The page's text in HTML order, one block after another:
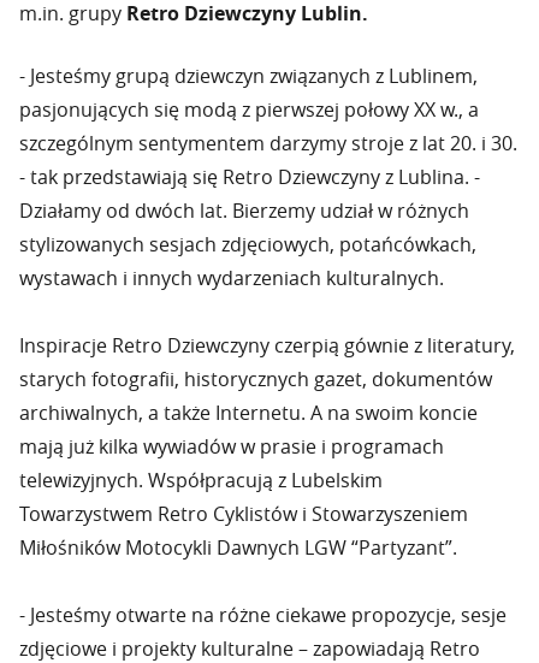
m.in. grupy Retro Dziewczyny Lublin.
- Jesteśmy grupą dziewczyn związanych z Lublinem,
pasjonujących się modą z pierwszej połowy XX w., a
szczególnym sentymentem darzymy stroje z lat 20. i 30.
- tak przedstawiają się Retro Dziewczyny z Lublina. -
Działamy od dwóch lat. Bierzemy udział w różnych
stylizowanych sesjach zdjęciowych, potańcówkach,
wystawach i innych wydarzeniach kulturalnych.
Inspiracje Retro Dziewczyny czerpią gównie z literatury,
starych fotografii, historycznych gazet, dokumentów
archiwalnych, a także Internetu. A na swoim koncie
mają już kilka wywiadów w prasie i programach
telewizyjnych. Współpracują z Lubelskim
Towarzystwem Retro Cyklistów i Stowarzyszeniem
Miłośników Motocykli Dawnych LGW “Partyzant”.
- Jesteśmy otwarte na różne ciekawe propozycje, sesje
zdjęciowe i projekty kulturalne – zapowiadają Retro